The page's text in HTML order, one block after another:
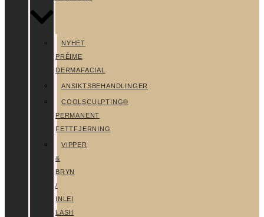
NYHET
PRÉIME
DERMAFACIAL
ANSIKTSBEHANDLINGER
COOLSCULPTING®
PERMANENT
FETTFJERNING
VIPPER
&
BRYN
/
INLEI
LASH